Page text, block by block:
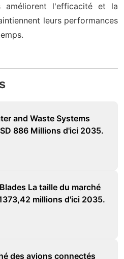
améliorent l'efficacité et la
leurs performances
and Waste Systems
886 Millions d'ici 2035.
La taille du marché
millions d'ici 2035.
des avions connectés